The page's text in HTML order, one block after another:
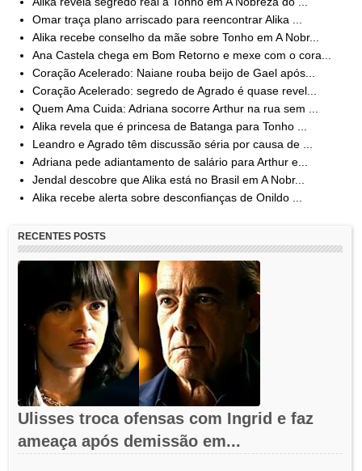
Omar traça plano arriscado para reencontrar Alika ...
Alika recebe conselho da mãe sobre Tonho em A Nobr...
Ana Castela chega em Bom Retorno e mexe com o cora...
Coração Acelerado: Naiane rouba beijo de Gael após...
Coração Acelerado: segredo de Agrado é quase revel...
Quem Ama Cuida: Adriana socorre Arthur na rua sem ...
Alika revela que é princesa de Batanga para Tonho ...
Leandro e Agrado têm discussão séria por causa de ...
Adriana pede adiantamento de salário para Arthur e...
Jendal descobre que Alika está no Brasil em A Nobr...
Alika recebe alerta sobre desconfianças de Onildo ...
RECENTES POSTS
Ulisses troca ofensas com Ingrid e faz
ameaça após demissão em...